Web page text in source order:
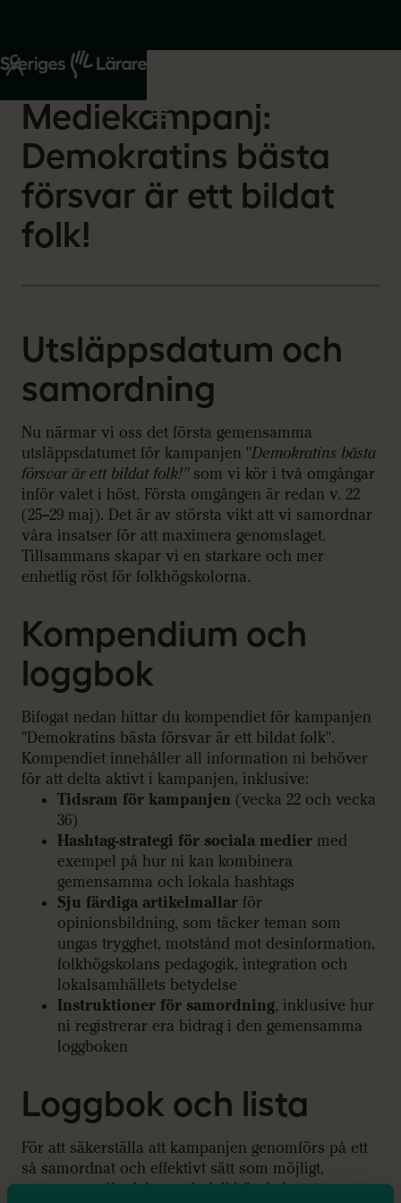
Start
Om oss
2026-05-13
Mediekampanj:
Demokratins bästa
försvar är ett bildat
folk!
Utsläppsdatum och
samordning
Nu närmar vi oss det första gemensamma
utsläppsdatumet för kampanjen "Demokratins bästa
försvar är ett bildat folk!" som vi kör i två omgångar
inför valet i höst. Första omgången är redan v. 22
(25–29 maj). Det är av största vikt att vi samordnar
våra insatser för att maximera genomslaget.
Tillsammans skapar vi en starkare och mer
enhetlig röst för folkhögskolorna.
Kompendium och
loggbok
Bifogat nedan hittar du kompendiet för kampanjen
"Demokratins bästa försvar är ett bildat folk".
Kompendiet innehåller all information ni behöver
för att delta aktivt i kampanjen, inklusive:
Tidsram för kampanjen (vecka 22 och vecka
36)
Hashtag-strategi för sociala medier med
exempel på hur ni kan kombinera
gemensamma och lokala hashtags
Sju färdiga artikelmallar för
opinionsbildning, som täcker teman som
ungas trygghet, motstånd mot desinformation,
folkhögskolans pedagogik, integration och
lokalsamhällets betydelse
Instruktioner för samordning, inklusive hur
ni registrerar era bidrag i den gemensamma
loggboken
Loggbok och lista
För att säkerställa att kampanjen genomförs på ett
så samordnat och effektivt sätt som möjligt,
uppmanas alla deltagande folkhögskolor att